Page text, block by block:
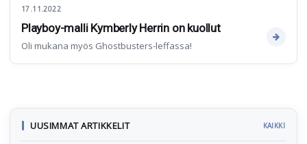
17.11.2022
Playboy-malli Kymberly Herrin on kuollut
Oli mukana myös Ghostbusters-leffassa!
UUSIMMAT ARTIKKELIT KAIKKI